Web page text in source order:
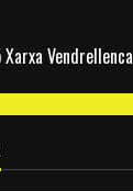
Vendrellenca